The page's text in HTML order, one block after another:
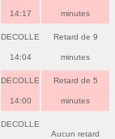
14:17 minutes
DECOLLE
14:04
Retard de 9
minutes
DECOLLE
14:00
Retard de 5
minutes
DECOLLE
Aucun retard